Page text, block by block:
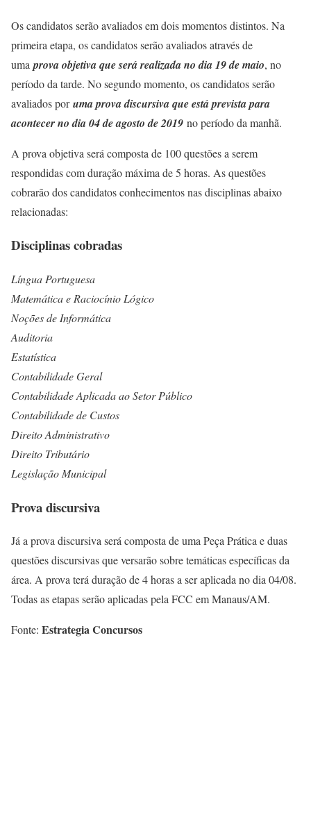
Os candidatos serão avaliados em dois momentos distintos. Na
primeira etapa, os candidatos serão avaliados através de
uma prova objetiva que será realizada no dia 19 de maio, no
período da tarde. No segundo momento, os candidatos serão
avaliados poruma prova discursiva que está prevista para
acontecer no dia 04 de agosto de 2019 no período da manhã.
A prova objetiva será composta de 100 questões a serem
respondidas com duração máxima de 5 horas. As questões
cobrarão dos candidatos conhecimentos nas disciplinas abaixo
relacionadas:
Disciplinas cobradas
Língua Portuguesa
Matemática e Raciocínio Lógico
Noções de Informática
Auditoria
Estatística
Contabilidade Geral
Contabilidade Aplicada ao Setor Público
Contabilidade de Custos
Direito Administrativo
Direito Tributário
Legislação Municipal
Prova discursiva
Já a prova discursiva será composta de uma Peça Prática e duas
questões discursivas que versarão sobre temáticas específicas da
área. A prova terá duração de 4 horas a ser aplicada no dia 04/08.
Todas as etapas serão aplicadas pela FCC em Manaus/AM.
Fonte: Estrategia Concursos